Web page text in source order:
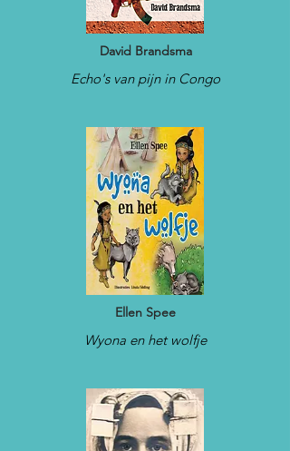
David Brandsma
Echo's van pijn in Congo
Ellen Spee
Wyona en het wolfje